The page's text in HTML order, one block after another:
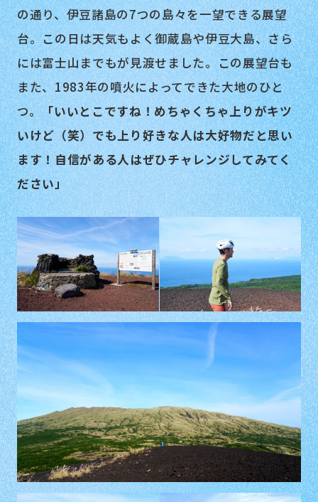
の通り、伊豆諸島の7つの島々を一望できる展望
台。この日は天気もよく御蔵島や伊豆大島、さら
には富士山までもが見渡せました。この展望台も
また、1983年の噴火によってできた大地のひと
つ。「いいとこですね！めちゃくちゃ上りがキツ
いけど（笑）でも上り好きな人は大好物だと思い
ます！自信がある人はぜひチャレンジしてみてく
ださい」